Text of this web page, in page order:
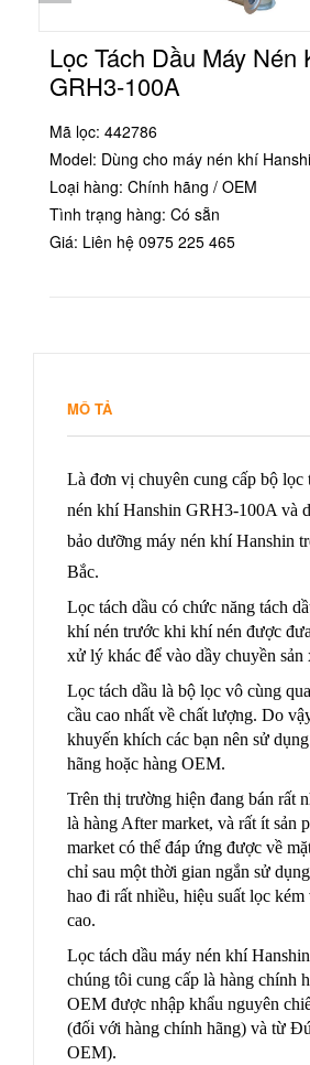
Lọc Tách Dầu Máy Nén
GRH3-100A
Mã lọc: 442786
Model: Dùng cho máy nén khí
Loại hàng: Chính hãng / OEM
Tình trạng hàng: Có sẵn
Giá: Liên hệ 0975 225 465
MÔ TẢ
Là đơn vị chuyên cung cấp bộ lọc
nén khí Hanshin GRH3-100A và
bảo dưỡng máy nén khí Hanshin
Bắc.
Lọc tách dầu có chức năng tách
khí nén trước khi khí nén được
xử lý khác để vào dầy chuyền sản
Lọc tách dầu là bộ lọc vô cùng
cầu cao nhất về chất lượng. Do
khuyến khích các bạn nên sử
hãng hoặc hàng OEM.
Trên thị trường hiện đang bán rất
là hàng After market, và rất ít sản
market có thể đáp ứng được về
chỉ sau một thời gian ngắn sử
hao đi rất nhiều, hiệu suất lọc kém
cao.
Lọc tách dầu máy nén khí
chúng tôi cung cấp là hàng chính
OEM được nhập khẩu nguyên
(đối với hàng chính hãng) và từ
OEM).